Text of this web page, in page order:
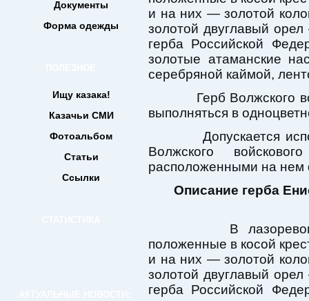
Документы
Форма одежды
Ищу казака!
Казачьи СМИ
Фотоальбом
Статьи
Ссылки
и на них — золотой
золотой двуглавый
герба Российской
золотые атаманские
серебряной каймой,
Герб Волжского
выполняться в
Допускается
Волжского
расположенными на нем
Описание герба
В лазоревом
положенные в косой
и на них — золотой
золотой двуглавый
герба Российской